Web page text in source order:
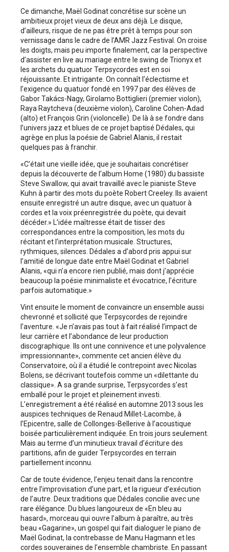
Ce dimanche, Maël Godinat concrétise sur scène un
ambitieux projet vieux de deux ans déjà. Le disque,
d’ailleurs, risque de ne pas être prêt à temps pour son
vernissage dans le cadre de l’AMR Jazz Festival. On croise
les doigts, mais peu importe finalement, car la perspective
d’assister en live au mariage entre le swing de Trionyx et
les archets du quatuor Terpsycordes est en soi
réjouissante. Et intrigante. On connaît l’éclectisme et
l’exigence du quatuor fondé en 1997 par des élèves de
Gabor Takács-Nagy, Girolamo Bottiglieri (premier violon),
Raya Raytcheva (deuxième violon), Caroline Cohen-Adad
(alto) et François Grin (violoncelle). De là à se fondre dans
l’univers jazz et blues de ce projet baptisé Dédales, qui
agrège en plus la poésie de Gabriel Alanis, il restait
quelques pas à franchir.
«C’était une vieille idée, que je souhaitais concrétiser
depuis la découverte de l’album Home (1980) du bassiste
Steve Swallow, qui avait travaillé avec le pianiste Steve
Kuhn à partir des mots du poète Robert Creeley. Ils avaient
ensuite enregistré un autre disque, avec un quatuor à
cordes et la voix préenregistrée du poète, qui devait
décéder.» L’idée maîtresse était de tisser des
correspondances entre la composition, les mots du
récitant et l’interprétation musicale. Structures,
rythmiques, silences. Dédales a d’abord pris appui sur
l’amitié de longue date entre Maël Godinat et Gabriel
Alanis, «qui n’a encore rien publié, mais dont j’apprécie
beaucoup la poésie minimaliste et évocatrice, l’écriture
parfois automatique.»
Vint ensuite le moment de convaincre un ­ensemble aussi
chevronné et sollicité que Terpsycordes de rejoindre
l’aventure. «Je n’avais pas tout à fait réalisé l’impact de
leur carrière et l’abondance de leur production
discographique. Ils ont une connivence et une polyvalence
impressionnante», commente cet ancien élève du
Conservatoire, où il a étudié le contrepoint avec Nicolas
Bolens, se décrivant toutefois comme un «dilettante du
classique». A sa grande surprise, Terpsycordes s’est
emballé pour le projet et pleinement investi.
L’enregistrement a été réalisé en automne 2013 sous les
auspices techniques de Renaud Millet-Lacombe, à
l’Epicentre, salle de Collonges-Bellerive à l’acoustique
boisée particulièrement indiquée. En trois jours seulement.
Mais au terme d’un minutieux travail d’écriture des
partitions, afin de guider Terpsycordes en terrain
partiellement inconnu.
Car de toute évidence, l’enjeu tenait dans la rencontre
entre l’improvisation d’une part, et la rigueur d’exécution
de l’autre. Deux traditions que Dédales concilie avec une
rare élégance. Du blues langoureux de «En bleu au
hasard», morceau qui ouvre l’album à paraître, au très
beau «Gagarine», un gospel qui fait dialoguer le piano de
Maël Godinat, la contrebasse de Manu Hagmann et les
cordes souveraines de l’ensemble chambriste. En passant